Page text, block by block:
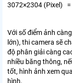
3072×2304 (Pixel)
Với số điểm ảnh
lớn), thi camera sẽ
độ phân giải càng
nhiều băng thông,
tốt, hình ảnh xem
hình.